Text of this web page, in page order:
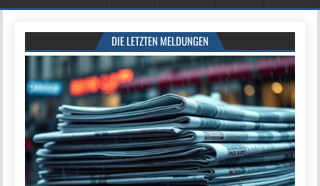
DIE LETZTEN MELDUNGEN